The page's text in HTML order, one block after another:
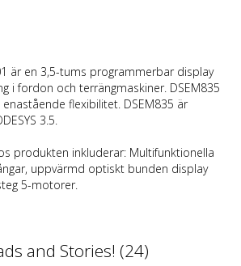
är en 3,5-tums programmerbar display
i fordon och terrängmaskiner. DSEM835
flexibilitet. DSEM835 är
3.5.
produkten inkluderar: Multifunktionella
uppvärmd optiskt bunden display
5-motorer.
and Stories! (24)